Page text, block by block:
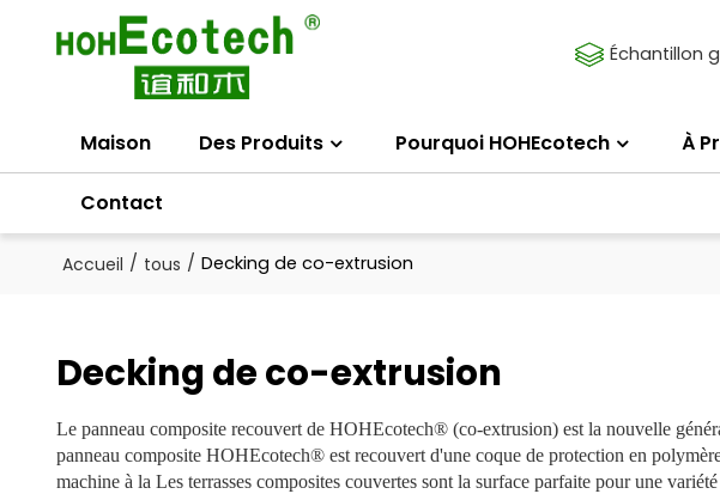
Échantillon
Maison Des Produits Pourquoi HOHEcotech À
Contact
Accueil / tous / Decking de co-extrusion
Decking de co-extrusion
Le panneau composite recouvert de HOHEcotech® (co-extrusion) est la nouvelle
panneau composite HOHEcotech® est recouvert d'une coque de protection en
machine à la Les terrasses composites couvertes sont la surface parfaite pour une